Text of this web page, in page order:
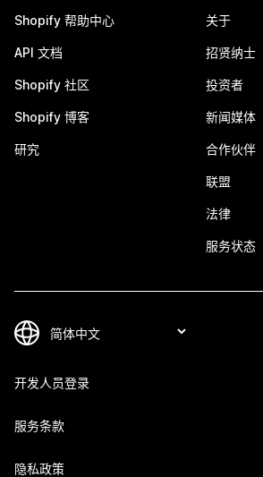
Shopify 帮助中心
API 文档
Shopify 社区
Shopify 博客
研究
关于
招贤纳士
投资者
新闻媒体
合作伙伴
联盟
法律
服务状态
开发人员登录
服务条款
隐私政策